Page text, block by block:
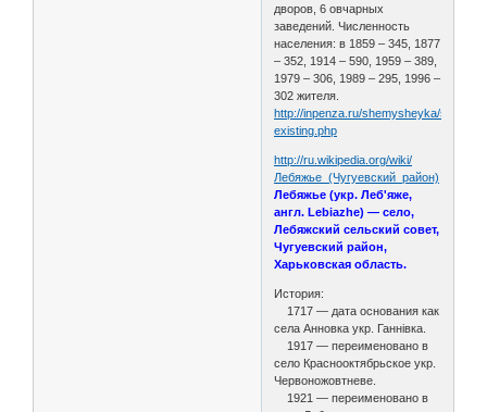
дворов, 6 овчарных
заведений. Численность
населения: в 1859 – 345, 1877
– 352, 1914 – 590, 1959 – 389,
1979 – 306, 1989 – 295, 1996 –
302 жителя.
http://inpenza.ru/shemysheyka/
existing.php
http://ru.wikipedia.org/wiki/
Лебяжье_(Чугуевский_район)
Лебяжье (укр. Леб'яже,
англ. Lebiazhe) — село,
Лебяжский сельский совет,
Чугуевский район,
Харьковская область.
История:
1717 — дата основания как
села Анновка укр. Ганнівка.
1917 — переименовано в
село Краснооктябрьское укр.
Червоножовтневе.
1921 — переименовано в